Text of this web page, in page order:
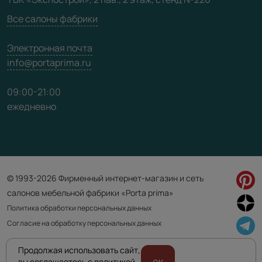
Все салоны фабрики
Электронная почта
info@portaprima.ru
09:00-21:00
ежедневно
© 1993-2026 Фирменный интернет-магазин и сеть
салонов мебельной фабрики «Porta prima»
Политика обработки персональных данных
Согласие на обработку персональных данных
Приведенная на сайте информация не является публичной офертой
Продолжая использовать сайт,